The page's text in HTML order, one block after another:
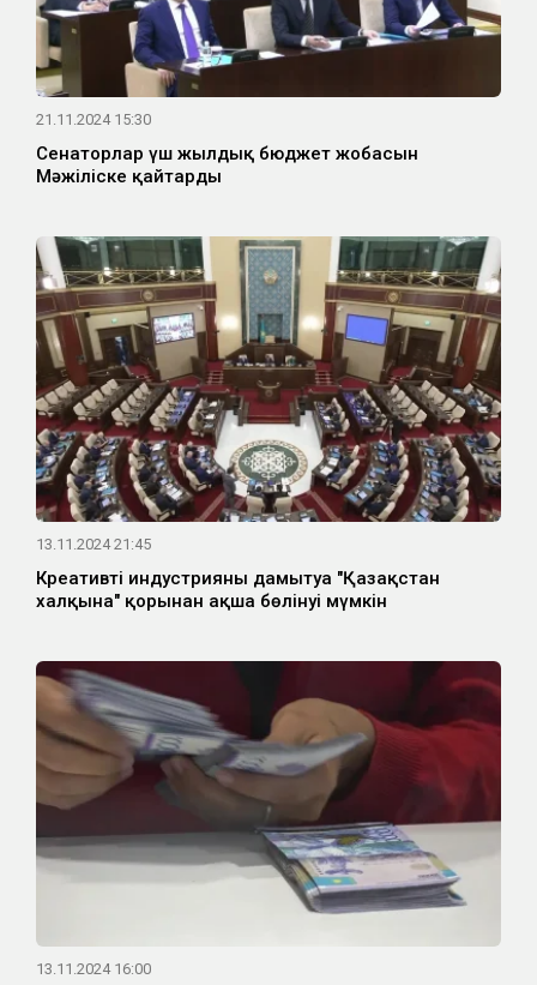
21.11.2024 15:30
Сенаторлар үш жылдық бюджет жобасын
Мәжіліске қайтарды
13.11.2024 21:45
Креативті индустрияны дамытуға "Қазақстан
халқына" қорынан ақша бөлінуі мүмкін
13.11.2024 16:00